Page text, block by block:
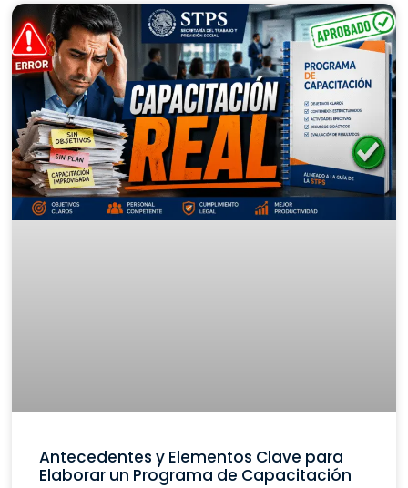
Antecedentes y Elementos Clave para
Elaborar un Programa de Capacitación